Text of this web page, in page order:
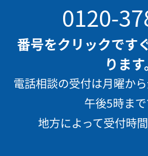
0120-
番号をクリックです
ります
電話相談の受付は月曜か
午後5時まで
地方によって受付時